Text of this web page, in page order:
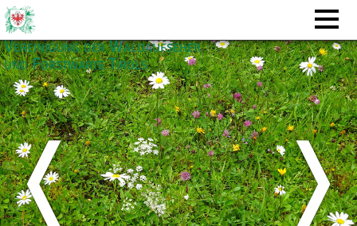
Vereinigung der Waldaufseher
und Forstwarte Tirols
❬ ❭